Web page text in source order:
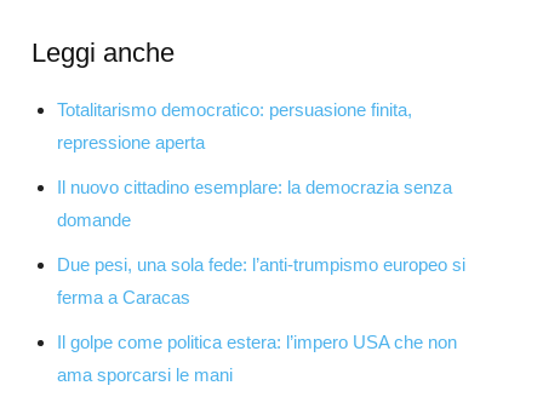
Leggi anche
Totalitarismo democratico: persuasione finita,
repressione aperta
Il nuovo cittadino esemplare: la democrazia senza
domande
Due pesi, una sola fede: l’anti-trumpismo europeo si
ferma a Caracas
Il golpe come politica estera: l’impero USA che non
ama sporcarsi le mani